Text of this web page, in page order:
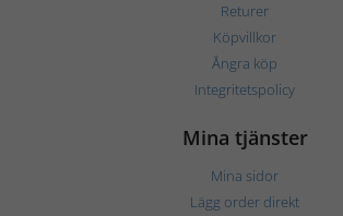
Returer
Köpvillkor
Ångra köp
Integritetspolicy
Mina tjänster
Mina sidor
Lägg order direkt